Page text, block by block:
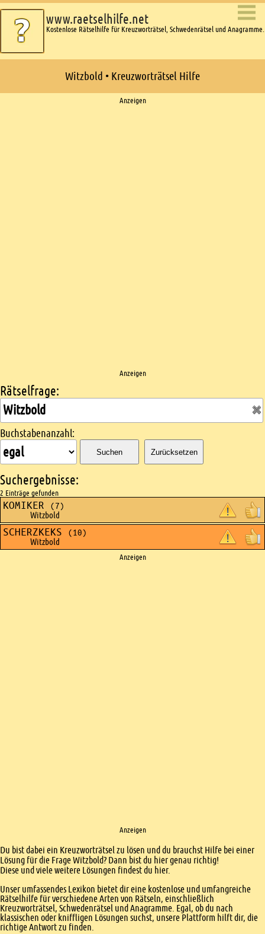
www.raetselhilfe.net
Kostenlose Rätselhilfe für Kreuzworträtsel, Schwedenrätsel und Anagramme.
Witzbold • Kreuzworträtsel Hilfe
Anzeigen
Anzeigen
Kreuzworträtsel suchen
Rätselfrage:
Buchstabenanzahl:
Suchen Zurücksetzen
Suchergebnisse:
2 Einträge gefunden
KOMIKER (7)
Witzbold
SCHERZKEKS
(10)
Witzbold
Anzeigen
Anzeigen
Einleitung
Du bist dabei ein Kreuzworträtsel zu lösen und du brauchst Hilfe bei einer
Lösung für die Frage Witzbold? Dann bist du hier genau richtig!
Diese und viele weitere Lösungen findest du hier.
Unser umfassendes Lexikon bietet dir eine kostenlose und umfangreiche
Rätselhilfe für verschiedene Arten von Rätseln, einschließlich
Kreuzworträtsel, Schwedenrätsel und Anagramme. Egal, ob du nach
klassischen oder kniffligen Lösungen suchst, unsere Plattform hilft dir, die
richtige Antwort zu finden.